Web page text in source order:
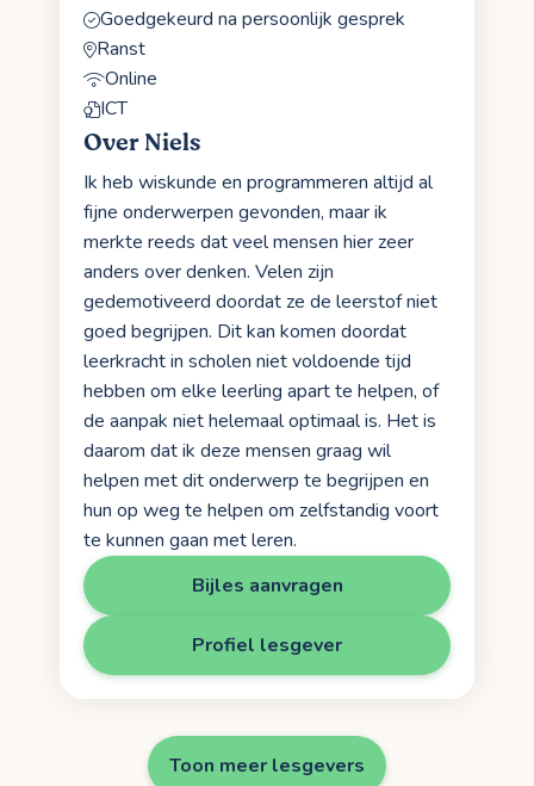
Goedgekeurd na persoonlijk gesprek
Ranst
Online
ICT
Over Niels
Ik heb wiskunde en programmeren altijd al
fijne onderwerpen gevonden, maar ik
merkte reeds dat veel mensen hier zeer
anders over denken. Velen zijn
gedemotiveerd doordat ze de leerstof niet
goed begrijpen. Dit kan komen doordat
leerkracht in scholen niet voldoende tijd
hebben om elke leerling apart te helpen, of
de aanpak niet helemaal optimaal is. Het is
daarom dat ik deze mensen graag wil
helpen met dit onderwerp te begrijpen en
hun op weg te helpen om zelfstandig voort
te kunnen gaan met leren.
Bijles aanvragen
Profiel lesgever
Toon meer lesgevers